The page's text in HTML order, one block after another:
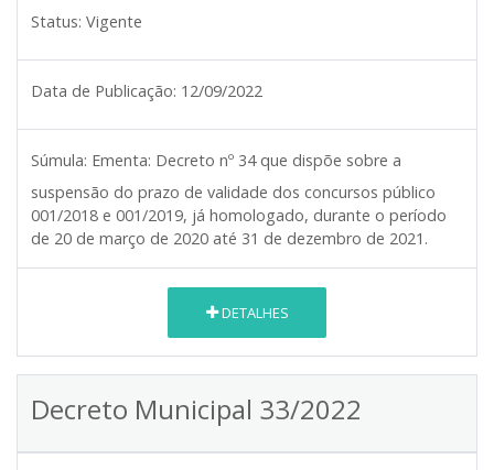
Status: Vigente
Data de Publicação: 12/09/2022
Súmula: Ementa: Decreto nº 34 que dispõe sobre a
suspensão do prazo de validade dos concursos público
001/2018 e 001/2019, já homologado, durante o período
de 20 de março de 2020 até 31 de dezembro de 2021.
DETALHES
Decreto Municipal 33/2022